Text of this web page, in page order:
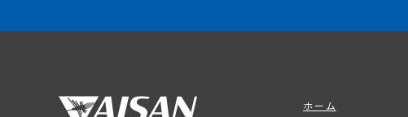
ホーム